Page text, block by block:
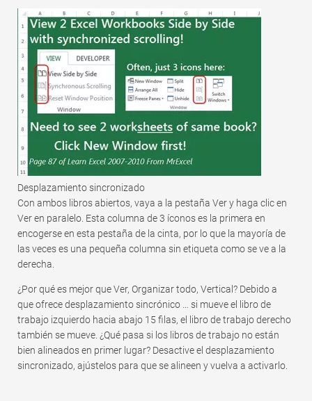
Tabla dinámica
TechTV
Rápido
Desplazamiento sincronizado
Con ambos libros abiertos, vaya a la pestaña Ver y haga clic en
Ver en paralelo. Esta columna de 3 íconos es la primera en
encogerse en esta pestaña de la cinta, por lo que la mayoría de
las veces es una pequeña columna sin etiqueta como se ve a la
derecha.
¿Por qué es mejor que Ver, Organizar todo, Vertical? Debido a
que ofrece desplazamiento sincrónico … si mueve el libro de
trabajo izquierdo hacia abajo 15 filas, el libro de trabajo derecho
también se mueve. ¿Qué pasa si los libros de trabajo no están
bien alineados en primer lugar? Desactive el desplazamiento
sincronizado, ajústelos para que se alineen y vuelva a activarlo.